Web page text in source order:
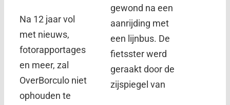
Na 12 jaar vol
met nieuws,
fotorapportages
en meer, zal
OverBorculo niet
ophouden te
gewond na een
aanrijding met
een lijnbus. De
fietsster werd
geraakt door de
zijspiegel van